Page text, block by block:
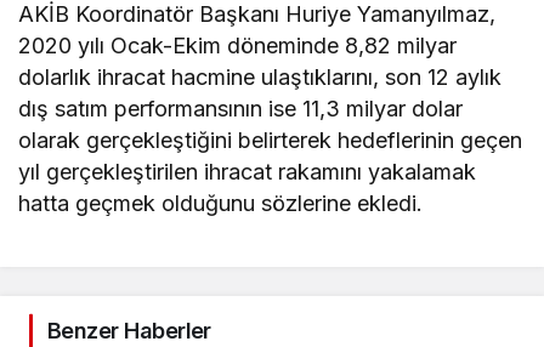
AKİB Koordinatör Başkanı Huriye Yamanyılmaz,
2020 yılı Ocak-Ekim döneminde 8,82 milyar
dolarlık ihracat hacmine ulaştıklarını, son 12 aylık
dış satım performansının ise 11,3 milyar dolar
olarak gerçekleştiğini belirterek hedeflerinin geçen
yıl gerçekleştirilen ihracat rakamını yakalamak
hatta geçmek olduğunu sözlerine ekledi.
Benzer Haberler